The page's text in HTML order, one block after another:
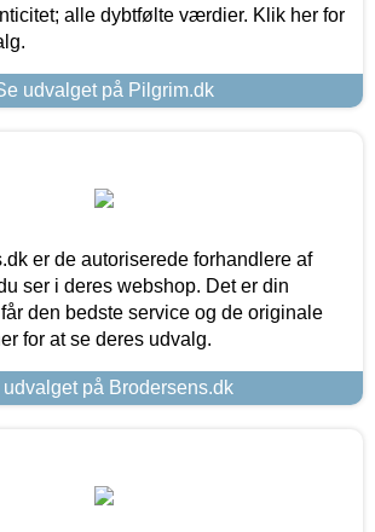
alle dybtfølte værdier. Klik her for
udvalget på Pilgrim.dk
er de autoriserede forhandlere af
ser i deres webshop. Det er din
den bedste service og de originale
for at se deres udvalg.
udvalget på Brodersens.dk